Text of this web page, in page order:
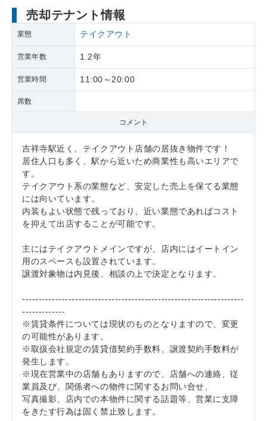
売却テナント情報
業態 テイクアウト
営業年数 1.2年
営業時間 11:00～20:00
席数
コメント
吉祥寺駅近く、テイクアウト店舗の居抜き物件です！
居住人口も多く、駅から近いため商業性も高いエリアで
す。
テイクアウト系の業態など、安定した売上を保てる業態
には向いています。
内装もよい状態で残っており、近い業態であればコスト
を抑えて出店することが可能です。
主にはテイクアウトメインですが、店内にはイートイン
用のスペースも設置されています。
譲渡対象物は内見後、相談の上で決定となります。
-------------------------------------------------------------------
-------------
※賃貸条件については現状のものとなりますので、変更
の可能性があります。
※取扱会社規定の賃貸借契約手数料、譲渡契約手数料が
発生します。
※現在営業中の店舗もありますので、店舗への連絡、従
業員及び、関係者への物件に関するお問い合せ、
写真撮影、店内での本物件に関する話題等、営業に支障
をきたす行為は固く禁止致します。